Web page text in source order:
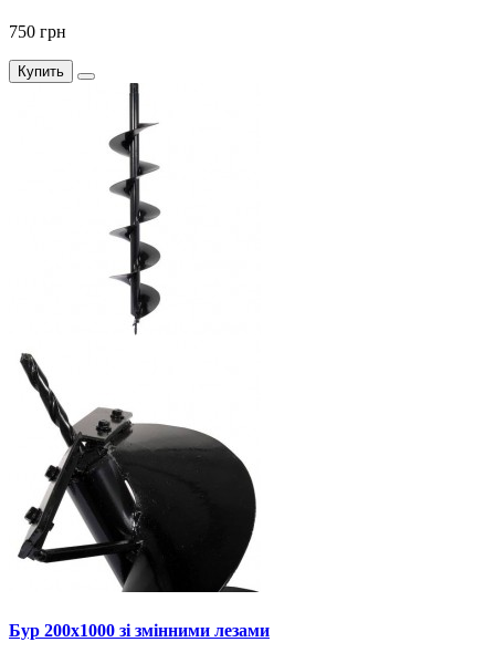
750 грн
Купить
Бур 200x1000 зі змінними лезами